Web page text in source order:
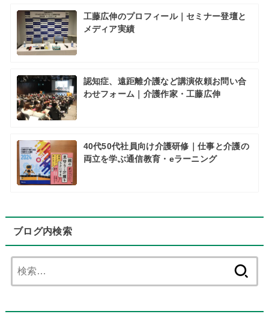
工藤広伸のプロフィール｜セミナー登壇と
メディア実績
認知症、遠距離介護など講演依頼お問い合
わせフォーム｜介護作家・工藤広伸
40代50代社員向け介護研修｜仕事と介護の
両立を学ぶ通信教育・eラーニング
ブログ内検索
索: